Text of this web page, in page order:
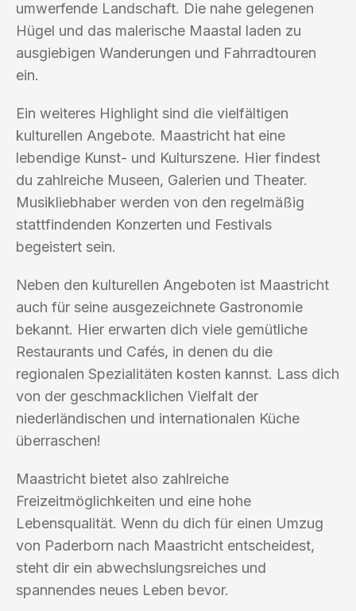
umwerfende Landschaft. Die nahe gelegenen
Hügel und das malerische Maastal laden zu
ausgiebigen Wanderungen und Fahrradtouren
ein.
Ein weiteres Highlight sind die vielfältigen
kulturellen Angebote. Maastricht hat eine
lebendige Kunst- und Kulturszene. Hier findest
du zahlreiche Museen, Galerien und Theater.
Musikliebhaber werden von den regelmäßig
stattfindenden Konzerten und Festivals
begeistert sein.
Neben den kulturellen Angeboten ist Maastricht
auch für seine ausgezeichnete Gastronomie
bekannt. Hier erwarten dich viele gemütliche
Restaurants und Cafés, in denen du die
regionalen Spezialitäten kosten kannst. Lass dich
von der geschmacklichen Vielfalt der
niederländischen und internationalen Küche
überraschen!
Maastricht bietet also zahlreiche
Freizeitmöglichkeiten und eine hohe
Lebensqualität. Wenn du dich für einen Umzug
von Paderborn nach Maastricht entscheidest,
steht dir ein abwechslungsreiches und
spannendes neues Leben bevor.